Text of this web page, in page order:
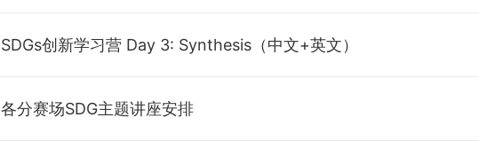
讲座主题：设计思维（中文）
SDGs创新学习营 Day 3: Synthesis（中文+英文）
讲座主题：科技赋能——助推孤独症康复领域数字化转型（中文）
各分赛场SDG主题讲座安排